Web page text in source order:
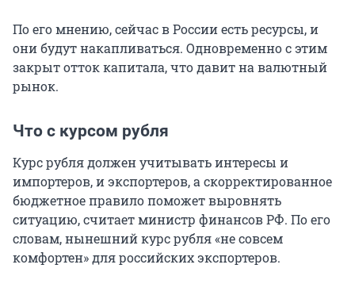
По его мнению, сейчас в России есть ресурсы, и
они будут накапливаться. Одновременно с этим
закрыт отток капитала, что давит на валютный
рынок.
Что с курсом рубля
Курс рубля должен учитывать интересы и
импортеров, и экспортеров, а скорректированное
бюджетное правило поможет выровнять
ситуацию, считает министр финансов РФ. По его
словам, нынешний курс рубля «не совсем
комфортен» для российских экспортеров.